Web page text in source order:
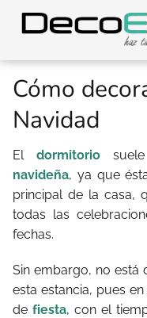
Cómo
Navidad
El dormitorio
navideña, ya que
principal de la casa,
todas las
fechas.
Sin embargo, no está
esta estancia, pues
de fiesta, con el